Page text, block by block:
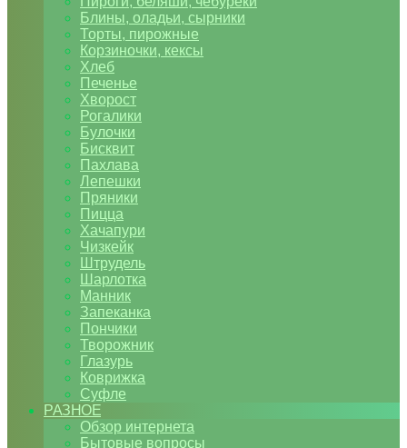
Блины, оладьи, сырники
Торты, пирожные
Корзиночки, кексы
Хлеб
Печенье
Хворост
Рогалики
Булочки
Бисквит
Пахлава
Лепешки
Пряники
Пицца
Хачапури
Чизкейк
Штрудель
Шарлотка
Манник
Запеканка
Пончики
Творожник
Глазурь
Коврижка
Суфле
РАЗНОЕ
Обзор интернета
Бытовые вопросы